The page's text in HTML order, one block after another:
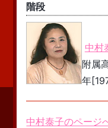
階段
中村
附属
年
中村泰子のページ